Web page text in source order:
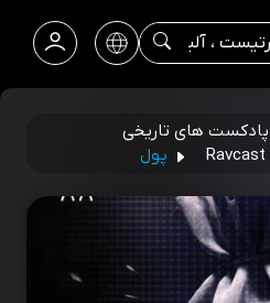
پادکست های تاریخی
پول